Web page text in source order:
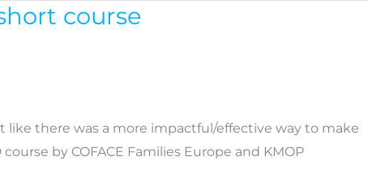
course
like there was a more impactful/effective way to make
by COFACE Families Europe and KMOP